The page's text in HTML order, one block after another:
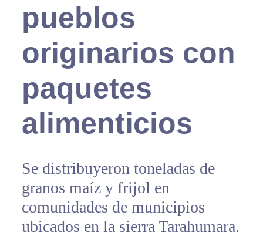
pueblos
originarios con
paquetes
alimenticios
Se distribuyeron toneladas de
granos maíz y frijol en
comunidades de municipios
ubicados en la sierra Tarahumara.